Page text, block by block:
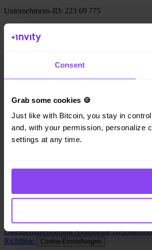
Consent
Grab some cookies 🍪
Just like with Bitcoin, you stay in
and, with your permission, personalize
settings at any time.
Unternehmens-ID: 223 69 775
Persönlich
Turbo Kauf
Bitcoin verdienen
Company
Rechtliches
Affiliate
DatenschutzerklärungAllgemeine
Richtlinie
Cookie-Einstellungen